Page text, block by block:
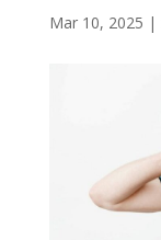
Mar 10, 2025 |